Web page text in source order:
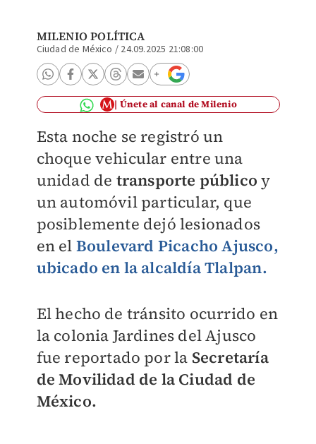
MILENIO POLÍTICA
Ciudad de México / 24.09.2025 21:08:00
Únete al canal de Milenio
Esta noche se registró un
choque vehicular entre una
unidad de transporte público y
un automóvil particular, que
posiblemente dejó lesionados
en el Boulevard Picacho Ajusco,
ubicado en la alcaldía Tlalpan.
El hecho de tránsito ocurrido en
la colonia Jardines del Ajusco
fue reportado por la Secretaría
de Movilidad de la Ciudad de
México.